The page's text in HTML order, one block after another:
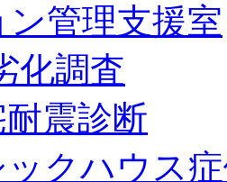
管理支援室
化調査
震診断
クハウス